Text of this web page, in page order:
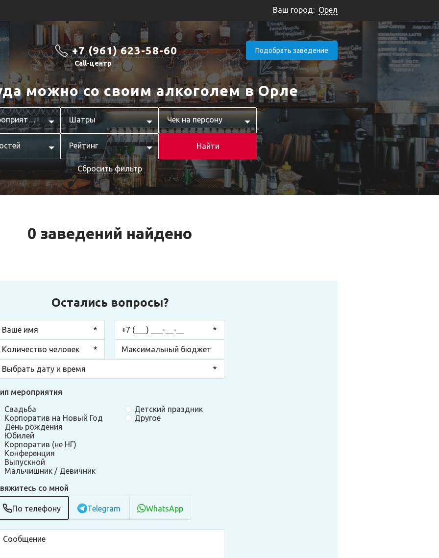
Ваш город: Орел
+7 (961) 623-58-60
Call-центр
Подобрать заведение
можно со своим алкоголем в Орле
Тип мероприятия Шатры Чек на персону
Рейтинг Найти
Сбросить фильтр
0 заведений найдено
Остались вопросы?
мероприятия
Свадьба
Корпоратив на Новый Год
День рождения
Юбилей
Корпоратив (не НГ)
Конференция
Выпускной
Мальчишник / Девичник
Детский праздник
Другое
со мной
По телефону Telegram WhatsApp